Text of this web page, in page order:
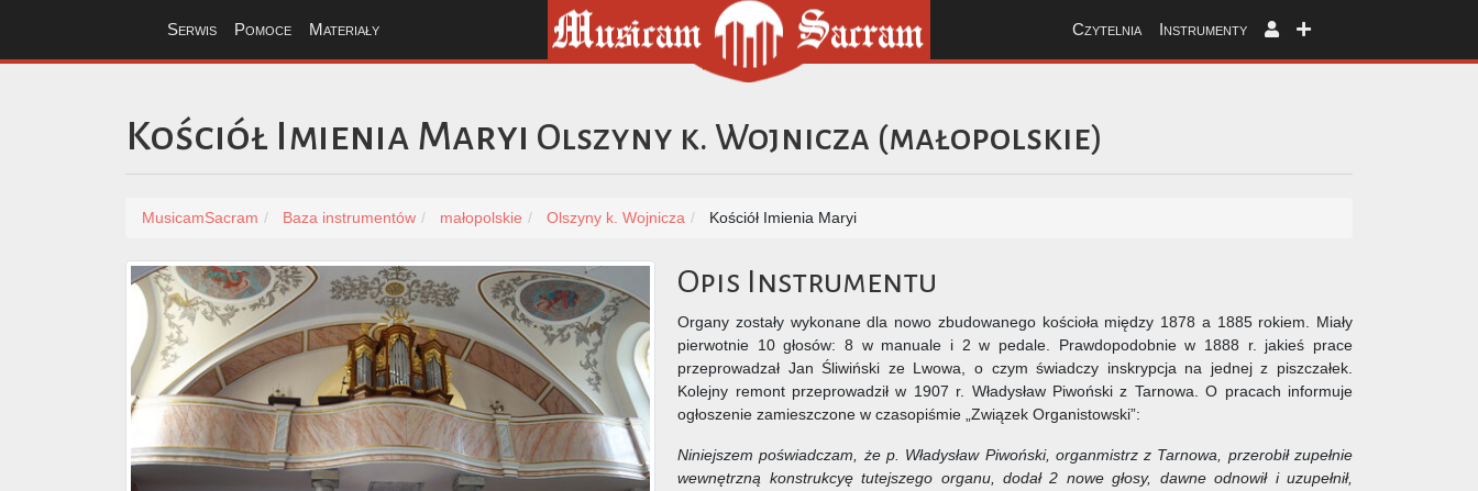
Serwis Pomoce Materiały Czytelnia Instrumenty
Kościół Imienia Maryi Olszyny k. Wojnicza (małopolskie)
MusicamSacram Baza instrumentów małopolskie Olszyny k. Wojnicza Kościół Imienia Maryi
Opis Instrumentu
Organy zostały wykonane dla nowo zbudowanego kościoła między 1878 a 1885 rokiem. Miały
pierwotnie 10 głosów: 8 w manuale i 2 w pedale. Prawdopodobnie w 1888 r. jakieś prace
przeprowadzał Jan Śliwiński ze Lwowa, o czym świadczy inskrypcja na jednej z piszczałek.
Kolejny remont przeprowadził w 1907 r. Władysław Piwoński z Tarnowa. O pracach informuje
ogłoszenie zamieszczone w czasopiśmie „Związek Organistowski”:
Niniejszem poświadczam, że p. Władysław Piwoński, organmistrz z Tarnowa, przerobił zupełnie
wewnętrzną konstrukcyę tutejszego organu, dodał 2 nowe głosy, dawne odnowił i uzupełnił,